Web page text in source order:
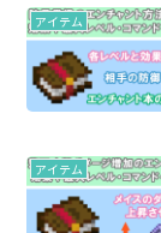
アイテム
アイテム